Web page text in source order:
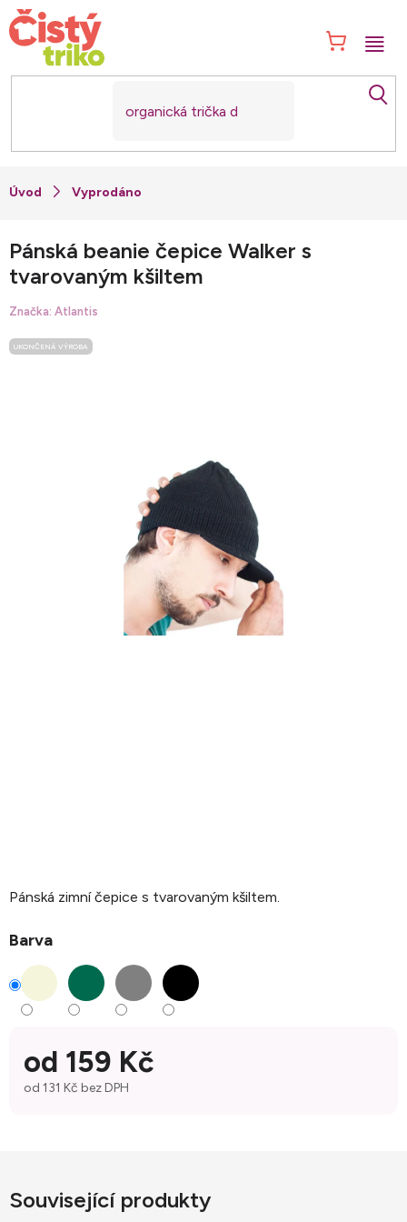
Přejít
na
obsah
Vyprodáno
Pánská zimní čepice s tvarovaným kšiltem.
Barva
od 159 Kč
od 131 Kč bez DPH
Pánská beanie čepice Walker s
tvarovaným kšiltem
Značka: Atlantis
UKONČENÁ VÝROBA
Související produkty